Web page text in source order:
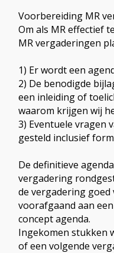
Voorbereiding MR
Om als MR effectief
MR vergaderingen
1) Er wordt een
2) De benodigde
een inleiding of
waarom krijgen wij
3) Eventuele vragen
gesteld inclusief
De definitieve
vergadering
de vergadering
voorafgaand aan
concept agenda.
Ingekomen stukken
of een volgende